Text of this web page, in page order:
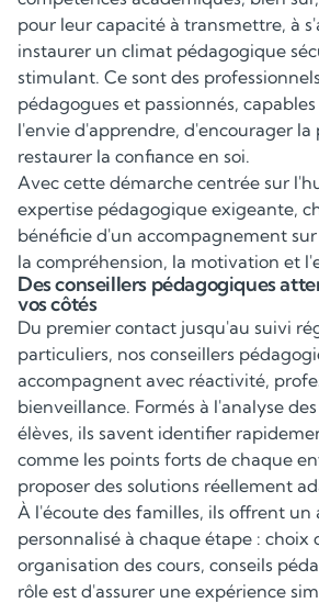
pour leur capacité à transmettre, à
instaurer un climat pédagogique
stimulant. Ce sont des
pédagogues et passionnés,
l'envie d'apprendre, d'encourager la
restaurer la confiance en soi.
Avec cette démarche centrée sur
expertise pédagogique exigeante,
bénéficie d'un accompagnement
la compréhension, la motivation et
Des conseillers pédagogiques
vos côtés
Du premier contact jusqu'au suivi
particuliers, nos conseillers
accompagnent avec réactivité,
bienveillance. Formés à l'analyse
élèves, ils savent identifier
comme les points forts de chaque
proposer des solutions réellement
À l'écoute des familles, ils offrent
personnalisé à chaque étape : choix
organisation des cours, conseils
rôle est d'assurer une expérience